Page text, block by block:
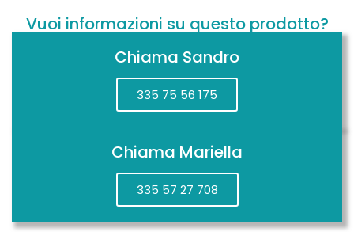
Vuoi informazioni su questo prodotto?
Chiama Sandro
335 75 56 175
Chiama Mariella
335 57 27 708